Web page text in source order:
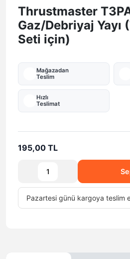
Thrustmaster
Gaz/Debriyaj Yayı
Seti için)
Mağazadan
Teslim
Hızlı
Teslimat
195,00 TL
Pazartesi günü kargoya teslim